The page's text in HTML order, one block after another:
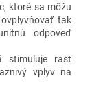
ktoré sa môžu
tak
odpoveď
stimuluje rast
vplyv na